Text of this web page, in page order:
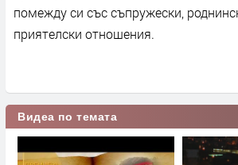
помежду си със съпружески,
приятелски отношения.
Видеа по темата